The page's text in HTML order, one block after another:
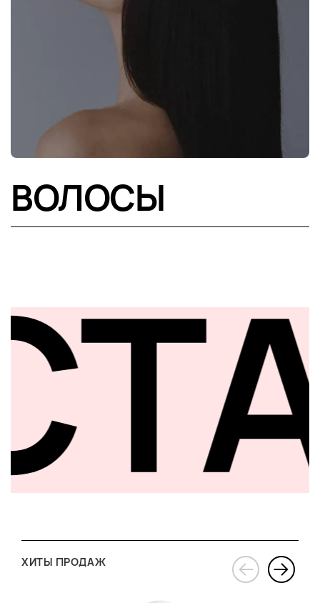
ВОЛОСЫ
ХИТЫ ПРОДАЖ